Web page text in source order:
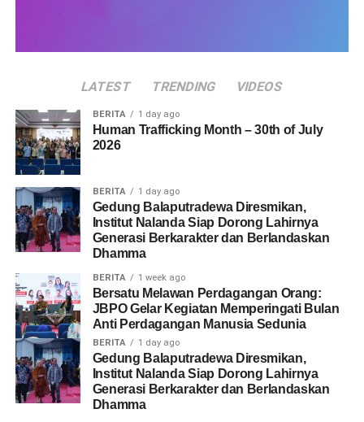
Like this:
LATEST TRENDING VIDEOS
BERITA 1 day ago
Human Trafficking Month – 30th of July
2026
BERITA 1 day ago
Gedung Balaputradewa Diresmikan,
Institut Nalanda Siap Dorong Lahirnya
Generasi Berkarakter dan Berlandaskan
Dhamma
BERITA 1 week ago
Bersatu Melawan Perdagangan Orang:
JBPO Gelar Kegiatan Memperingati Bulan
Anti Perdagangan Manusia Sedunia
BERITA 1 day ago
Gedung Balaputradewa Diresmikan,
Institut Nalanda Siap Dorong Lahirnya
Generasi Berkarakter dan Berlandaskan
Dhamma